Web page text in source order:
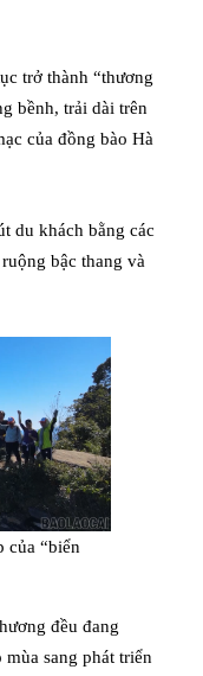
trở thành “thương
bềnh, trải dài trên
của đồng bào Hà
du khách bằng các
bậc thang và
của “biển
đều đang
sang phát triển